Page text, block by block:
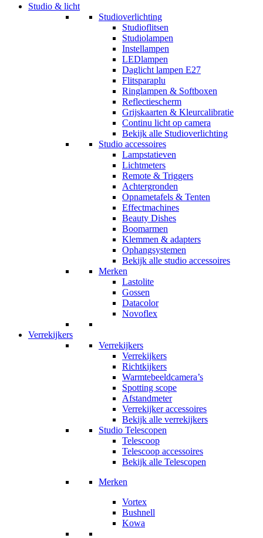
Studio & licht
Studioverlichting
Studioflitsen
Studiolampen
Instellampen
LEDlampen
Daglicht lampen E27
Flitsparaplu
Ringlampen & Softboxen
Reflectiescherm
Grijskaarten & Kleurcalibratie
Continu licht op camera
Bekijk alle Studioverlichting
Studio accessoires
Lampstatieven
Lichtmeters
Remote & Triggers
Achtergronden
Opnametafels & Tenten
Effectmachines
Beauty Dishes
Boomarmen
Klemmen & adapters
Ophangsystemen
Bekijk alle studio accessoires
Merken
Lastolite
Gossen
Datacolor
Novoflex
Verrekijkers
Verrekijkers
Verrekijkers
Richtkijkers
Warmtebeeldcamera’s
Spotting scope
Afstandmeter
Verrekijker accessoires
Bekijk alle verrekijkers
Studio Telescopen
Telescoop
Telescoop accessoires
Bekijk alle Telescopen
Merken
Vortex
Bushnell
Kowa